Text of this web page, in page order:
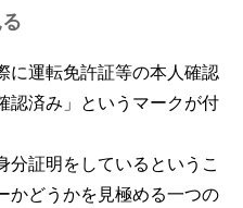
に運転免許証等の本人確認
認済み」というマークが付
分証明をしているというこ
かどうかを見極める一つの